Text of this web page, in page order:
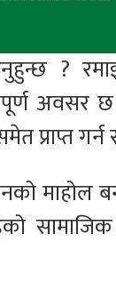
?
अवसर
प्राप्त गर्न
माहोल